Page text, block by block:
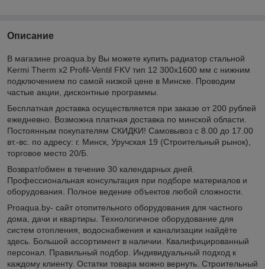
Описание
В магазине proaqua.by Вы можете купить радиатор стальной
Kermi Therm x2 Profil-Ventil FKV тип 12 300x1600 мм с нижним
подключением по самой низкой цене в Минске. Проводим
частые акции, дисконтные программы.
Бесплатная доставка осуществляется при заказе от 200 рублей
ежедневно. Возможна платная доставка по минской области.
Постоянным покупателям СКИДКИ! Самовывоз с 8.00 до 17.00
вт.-вс. по адресу: г. Минск, Уручская 19 (Строительный рынок),
торговое место 20/Б.
Возврат/обмен в течение 30 календарных дней.
Профессиональная консультация при подборе материалов и
оборудования. Полное ведение объектов любой сложности.
Proaqua.by- сайт отопительного оборудования для частного
дома, дачи и квартиры. Технологичное оборудование для
систем отопления, водоснабжения и канализации найдёте
здесь. Большой ассортимент в наличии. Квалифицированный
персонал. Правильный подбор. Индивидуальный подход к
каждому клиенту. Остатки товара можно вернуть. Строительный